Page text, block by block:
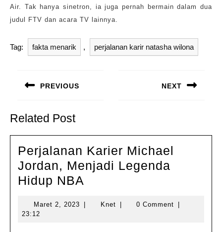
Air. Tak hanya sinetron, ia juga pernah bermain dalam dua
judul FTV dan acara TV lainnya.
Tag: fakta menarik , perjalanan karir natasha wilona
pos
PREVIOUS
post:
NEXT
Related Post
Perjalanan Karier Michael
Jordan, Menjadi Legenda
Hidup NBA
Michael
Maret 2, 2023 Maret
KnetKnet 0 Comment
23:12